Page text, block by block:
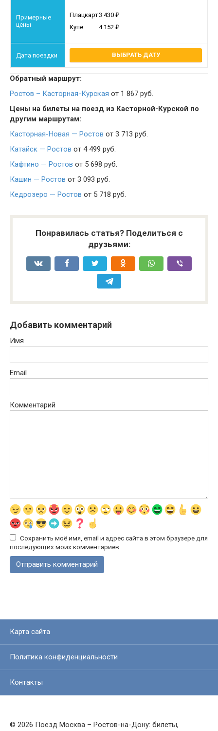
Плацкарт3 430
Купе
4 152
ВЫБРАТЬ ДАТУ
Обратный маршрут:
Ростов – Касторная-Курская от 1 867 руб.
Цены на билеты на поезд из Касторной-Курской по
другим маршрутам:
Касторная-Новая — Ростов от 3 713 руб.
Катайск — Ростов от 4 499 руб.
Кафтино — Ростов от 5 698 руб.
Кашин — Ростов от 3 093 руб.
Кедрозеро — Ростов от 5 718 руб.
Понравилась статья? Поделиться с
друзьями:
Добавить комментарий
Имя
Email
Комментарий
Сохранить моё имя, email и адрес сайта в этом браузере для
последующих моих комментариев.
Карта сайта
Политика конфиденциальности
Контакты
© 2026 Поезд Москва – Ростов-на-Дону: билеты,